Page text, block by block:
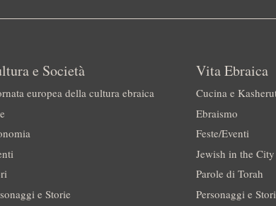
e Società
europea della cultura ebraica
e Storie
Vita Ebraica
Cucina e
Ebraismo
Feste/Eventi
Jewish in the City
Parole di Torah
Personaggi e